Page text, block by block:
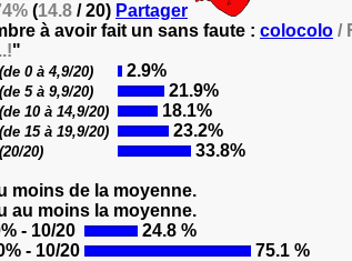
(14.8 / 20) Partager
à avoir fait un sans faute : colocolo /
"
(de 0 à 4,9/20) 2.9%
(de 5 à 9,9/20) 21.9%
(de 10 à 14,9/20) 18.1%
(de 15 à 19,9/20) 23.2%
(20/20) 33.8%
moins de la moyenne.
au moins la moyenne.
- 10/20
24.8 %
- 10/20
75.1 %